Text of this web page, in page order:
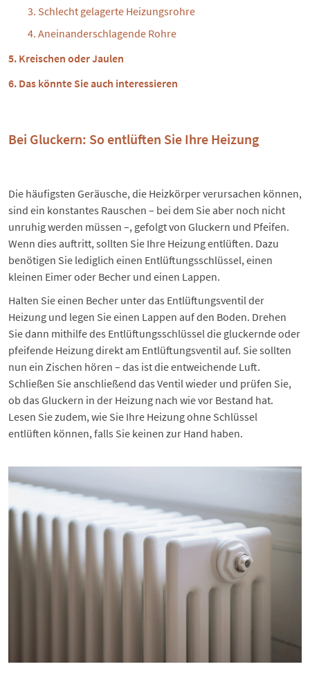
Schlecht gelagerte Heizungsrohre
Aneinanderschlagende Rohre
Kreischen oder Jaulen
Das könnte Sie auch interessieren
Bei Gluckern: So entlüften Sie Ihre Heizung
Die häufigsten Geräusche, die Heizkörper verursachen können,
sind ein konstantes Rauschen – bei dem Sie aber noch nicht
unruhig werden müssen –, gefolgt von Gluckern und Pfeifen.
Wenn dies auftritt, sollten Sie Ihre Heizung entlüften. Dazu
benötigen Sie lediglich einen Entlüftungsschlüssel, einen
kleinen Eimer oder Becher und einen Lappen.
Halten Sie einen Becher unter das Entlüftungsventil der
Heizung und legen Sie einen Lappen auf den Boden. Drehen
Sie dann mithilfe des Entlüftungsschlüssel die gluckernde oder
pfeifende Heizung direkt am Entlüftungsventil auf. Sie sollten
nun ein Zischen hören – das ist die entweichende Luft.
Schließen Sie anschließend das Ventil wieder und prüfen Sie,
ob das Gluckern in der Heizung nach wie vor Bestand hat.
Lesen Sie zudem, wie Sie Ihre Heizung ohne Schlüssel
entlüften können, falls Sie keinen zur Hand haben.